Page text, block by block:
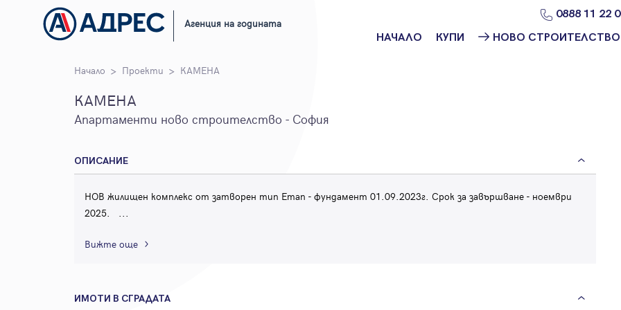
Агенция на годината
0888 11 22
НАЧАЛО КУПИ НОВО СТРОИТЕЛСТВО
Пловдив
Начало Проекти КАМЕНА
КАМЕНА
Апартаменти ново строителство - София
ОПИСАНИЕ
НОВ жилищен комплекс от затворен тип Етап - фундамент 01.09.2023г. Срок за завършване - ноември
2025.
Вижте още
ИМОТИ В СГРАДАТА